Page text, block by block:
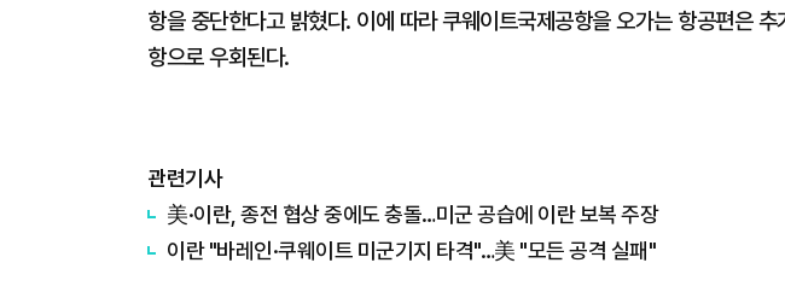
항을 중단한다고 밝혔다. 이에 따라 쿠웨이트국제공항을 오가는 항공편은
항으로 우회된다.
관련기사
美·이란, 종전 협상 중에도 충돌…미군 공습에 이란 보복 주장
이란 "바레인·쿠웨이트 미군기지 타격"…美 "모든 공격 실패"